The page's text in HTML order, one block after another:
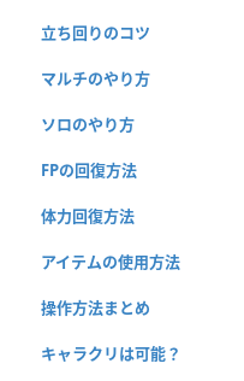
立ち回りのコツ
マルチのやり方
ソロのやり方
FPの回復方法
体力回復方法
アイテムの使用方法
操作方法まとめ
キャラクリは可能？